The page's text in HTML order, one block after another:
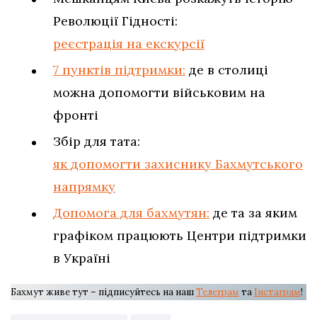
Революції Гідності:
реєстрація на екскурсії
7 пунктів підтримки: де в столиці
можна допомогти військовим на
фронті
Збір для тата:
як допомогти захиснику Бахмутського
напрямку
Допомога для бахмутян: де та за яким
графіком працюють Центри підтримки
в Україні
Бахмут живе тут – підписуйтесь на нашТелеграм та Інстаграм!